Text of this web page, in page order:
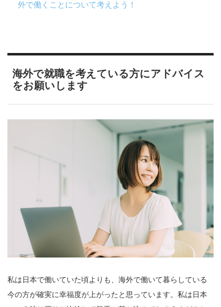
外で働くことについて考えよう！
海外で就職を考えている方にアドバイス
をお願いします
私は日本で働いていた頃よりも、海外で働いて暮らしている
今の方が確実に幸福度が上がったと思っています。私は日本